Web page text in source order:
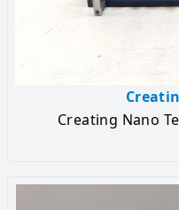
Creating Nano